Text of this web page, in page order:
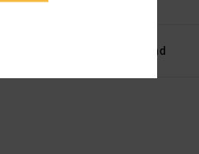
Versand & Rückversand